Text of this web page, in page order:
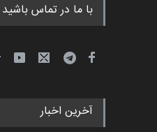
با ما در تماس باشید
آخرین اخبار